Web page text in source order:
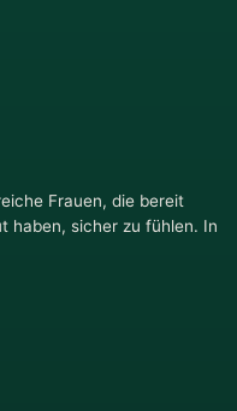
Frauen, die bereit
haben, sicher zu fühlen. In